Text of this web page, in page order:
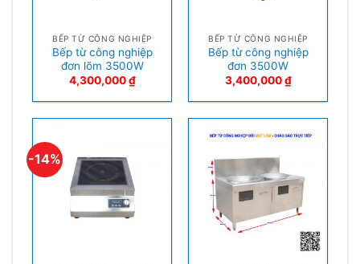
BẾP TỪ CÔNG NGHIỆP
Bếp từ công nghiệp
đơn lõm 3500W
4,300,000₫
BẾP TỪ CÔNG NGHIỆP
Bếp từ công nghiệp
đơn 3500W
3,400,000₫
-14%